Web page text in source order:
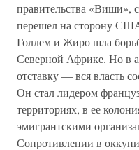
правительства «Виши»,
перешел на сторону
Голлем и Жиро шла
Северной Африке. Но в
отставку — вся власть
Он стал лидером
территориях, в ее
эмигрантскими
Сопротивлении в